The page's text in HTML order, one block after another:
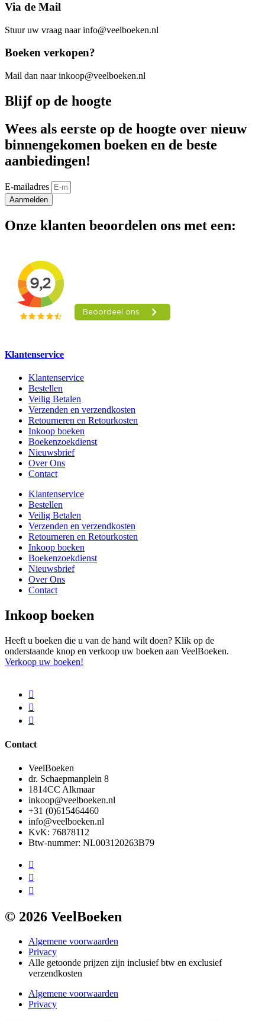
Via de Mail
Stuur uw vraag naar info@veelboeken.nl
Boeken verkopen?
Mail dan naar inkoop@veelboeken.nl
Blijf op de hoogte
Wees als eerste op de hoogte over nieuw
binnengekomen boeken en de beste
aanbiedingen!
E-mailadres
Aanmelden
Onze klanten beoordelen ons met een:
Klantenservice
Klantenservice
Bestellen
Veilig Betalen
Verzenden en verzendkosten
Retourneren en Retourkosten
Inkoop boeken
Boekenzoekdienst
Nieuwsbrief
Over Ons
Contact
Klantenservice
Bestellen
Veilig Betalen
Verzenden en verzendkosten
Retourneren en Retourkosten
Inkoop boeken
Boekenzoekdienst
Nieuwsbrief
Over Ons
Contact
Inkoop boeken
Heeft u boeken die u van de hand wilt doen? Klik op de
onderstaande knop en verkoop uw boeken aan VeelBoeken.
Verkoop uw boeken!
Contact
VeelBoeken
dr. Schaepmanplein 8
1814CC Alkmaar
inkoop@veelboeken.nl
+31 (0)615464460
info@veelboeken.nl
KvK: 76878112
Btw-nummer: NL003120263B79
© 2026 VeelBoeken
Algemene voorwaarden
Privacy
Alle getoonde prijzen zijn inclusief btw en exclusief
verzendkosten
Algemene voorwaarden
Privacy